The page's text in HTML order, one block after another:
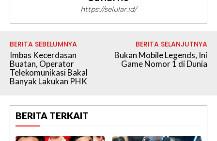
https://selular.id/
BERITA SEBELUMNYA
Imbas Kecerdasan
Buatan, Operator
Telekomunikasi Bakal
Banyak Lakukan PHK
BERITA SELANJUTNYA
Bukan Mobile Legends, Ini
Game Nomor 1 di Dunia
BERITA TERKAIT